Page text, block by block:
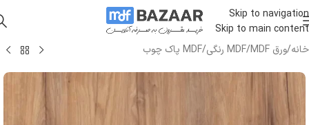
Skip to navigation
Skip to main content
خانه/ورق MDF /MDF رنگی /MDF پاک چوب